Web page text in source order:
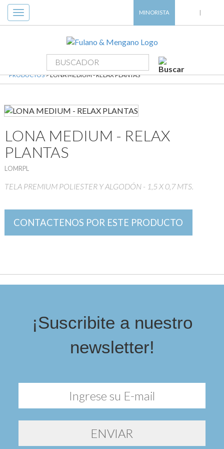
Toggle
navigation
MINORISTA
PRODUCTOS> LONA MEDIUM - RELAX PLANTAS
LONA MEDIUM - RELAX
PLANTAS
LOMRPL
TELA PREMIUM POLIESTER Y ALGODÓN - 1,5 X 0,7 MTS.
CONTACTENOS POR ESTE PRODUCTO
¡Suscribite a nuestro
newsletter!